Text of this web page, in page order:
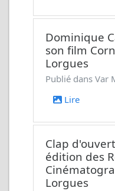
Dominique
son film
Lorgues
Publié dans Var
Lire
Clap
édition des
Lorgues